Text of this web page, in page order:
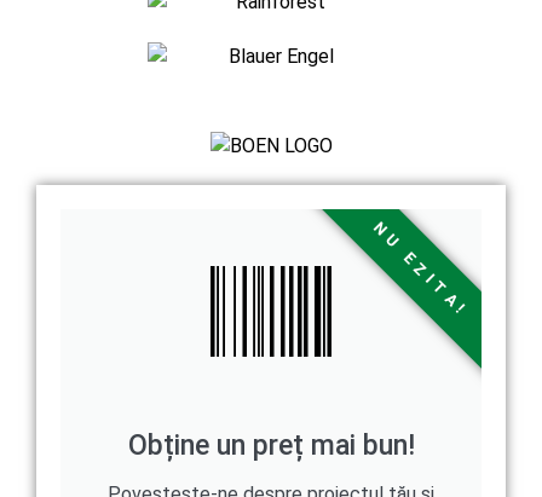
Obține un preț mai bun!
NU EZITA!